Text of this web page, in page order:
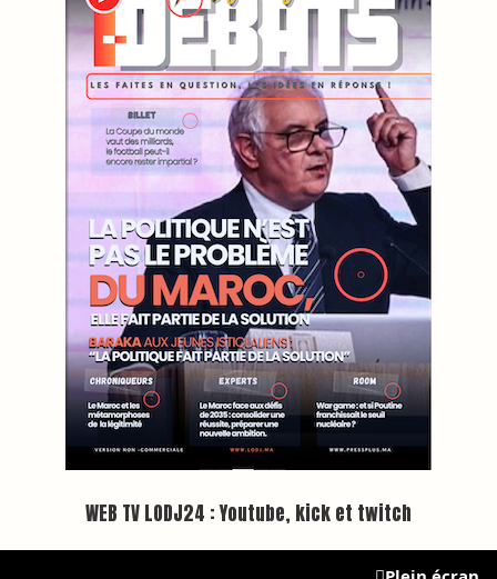
WEB TV LODJ24 : Youtube, kick et twitch
Plein écran
BREAKING NEWS 📰 Universités lhoraire
Inscription à la newsletter
https://www.lodj.ma/CGU_a46.html